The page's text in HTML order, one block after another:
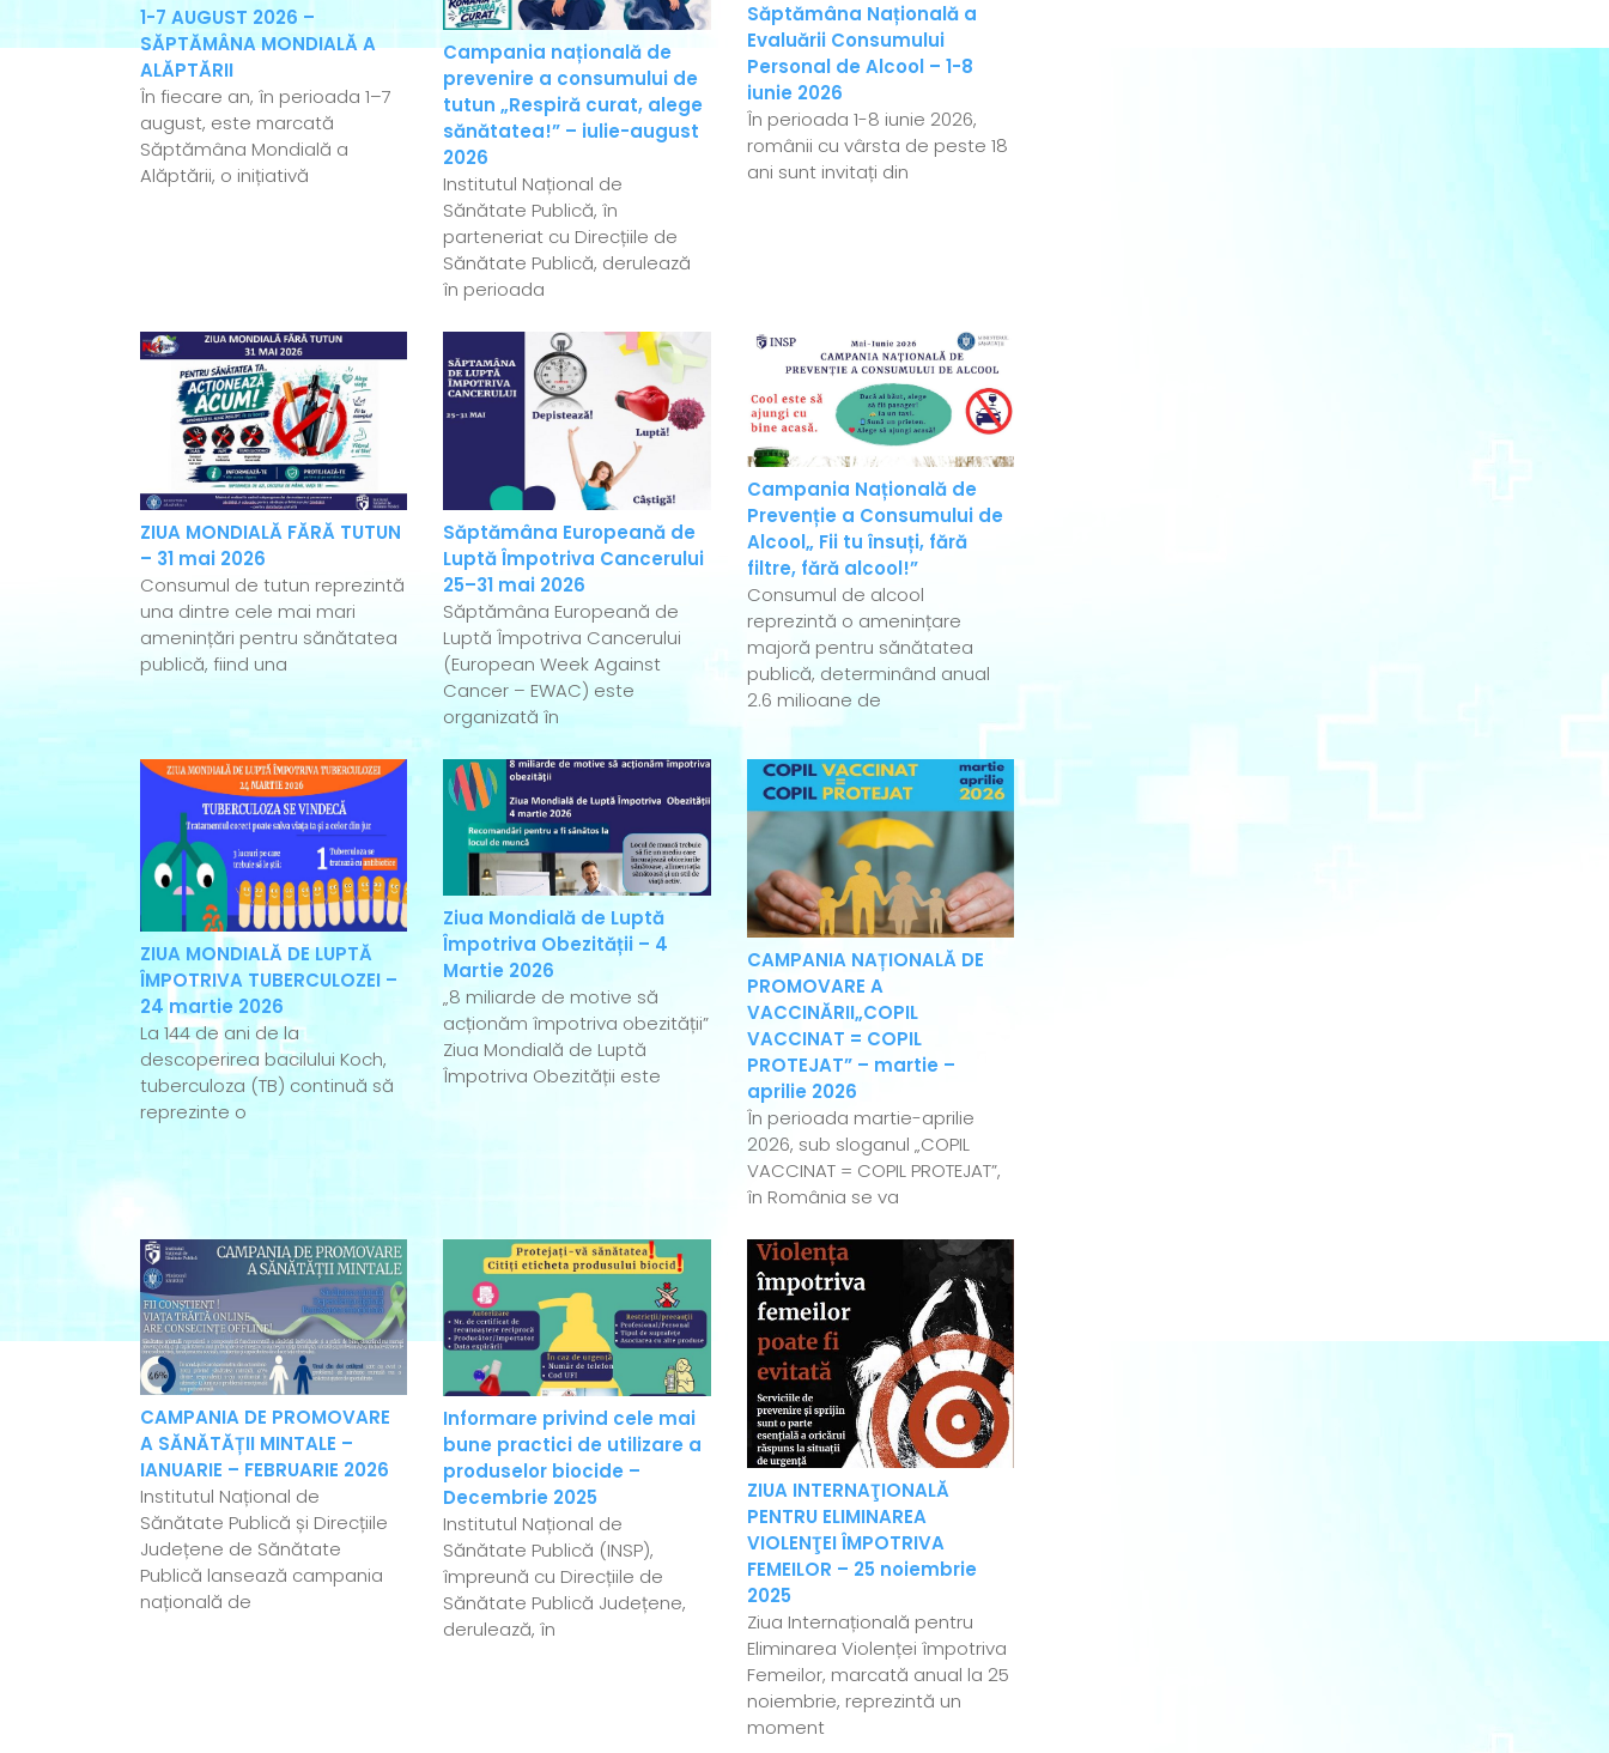
1-7 AUGUST 2026 –
SĂPTĂMÂNA MONDIALĂ A
ALĂPTĂRII
În fiecare an, în perioada 1–7
august, este marcată
Săptămâna Mondială a
Alăptării, o inițiativă
Campania națională de
prevenire a consumului de
tutun „Respiră curat, alege
sănătatea!” – iulie-august
2026
Institutul Național de
Sănătate Publică, în
parteneriat cu Direcțiile de
Sănătate Publică, derulează
în perioada
Săptămâna Națională a
Evaluării Consumului
Personal de Alcool – 1-8
iunie 2026
În perioada 1-8 iunie 2026,
românii cu vârsta de peste 18
ani sunt invitați din
ZIUA MONDIALĂ FĂRĂ TUTUN
– 31 mai 2026
Consumul de tutun reprezintă
una dintre cele mai mari
amenințări pentru sănătatea
publică, fiind una
Săptămâna Europeană de
Luptă Împotriva Cancerului
25–31 mai 2026
Săptămâna Europeană de
Luptă Împotriva Cancerului
(European Week Against
Cancer – EWAC) este
organizată în
Campania Națională de
Prevenție a Consumului de
Alcool„ Fii tu însuți, fără
filtre, fără alcool!”
Consumul de alcool
reprezintă o amenințare
majoră pentru sănătatea
publică, determinând anual
2.6 milioane de
ZIUA MONDIALĂ DE LUPTĂ
ÎMPOTRIVA TUBERCULOZEI –
24 martie 2026
La 144 de ani de la
descoperirea bacilului Koch,
tuberculoza (TB) continuă să
reprezinte o
Ziua Mondială de Luptă
Împotriva Obezității – 4
Martie 2026
„8 miliarde de motive să
acționăm împotriva obezității”
Ziua Mondială de Luptă
Împotriva Obezității este
CAMPANIA NAȚIONALĂ DE
PROMOVARE A
VACCINĂRII„COPIL
VACCINAT = COPIL
PROTEJAT” – martie –
aprilie 2026
În perioada martie-aprilie
2026, sub sloganul „COPIL
VACCINAT = COPIL PROTEJAT”,
în România se va
CAMPANIA DE PROMOVARE
A SĂNĂTĂȚII MINTALE –
IANUARIE – FEBRUARIE 2026
Institutul Național de
Sănătate Publică și Direcțiile
Județene de Sănătate
Publică lansează campania
națională de
Informare privind cele mai
bune practici de utilizare a
produselor biocide –
Decembrie 2025
Institutul Național de
Sănătate Publică (INSP),
împreună cu Direcțiile de
Sănătate Publică Județene,
derulează, în
ZIUA INTERNAŢIONALĂ
PENTRU ELIMINAREA
VIOLENŢEI ÎMPOTRIVA
FEMEILOR – 25 noiembrie
2025
Ziua Internațională pentru
Eliminarea Violenței împotriva
Femeilor, marcată anual la 25
noiembrie, reprezintă un
moment